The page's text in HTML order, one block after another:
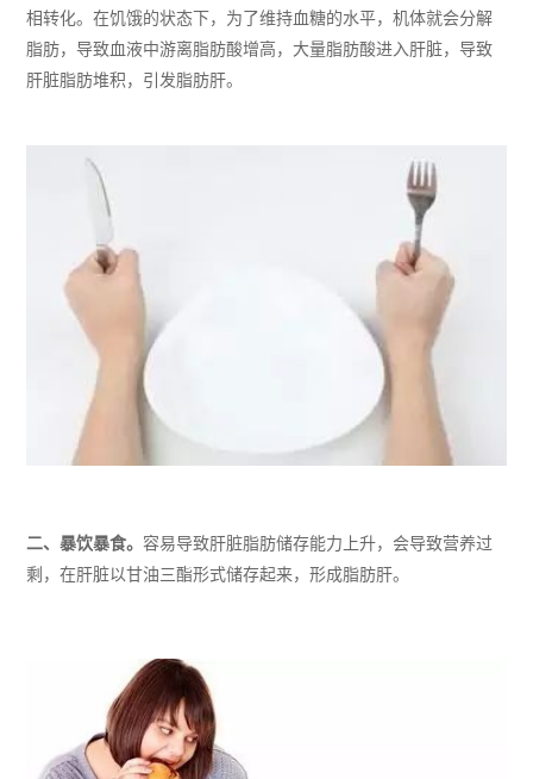
相转化。在饥饿的状态下，为了维持血糖的水平，机体就会分解
脂肪，导致血液中游离脂肪酸增高，大量脂肪酸进入肝脏，导致
肝脏脂肪堆积 ，引发脂肪肝。
二、暴饮暴食。 容易导致肝脏脂肪储存能力上升，会导致营养过
剩，在肝脏以甘油三酯形式储存起来，形成脂肪肝。